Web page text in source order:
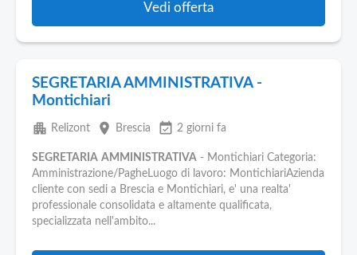
Vedi offerta
SEGRETARIA AMMINISTRATIVA -
Montichiari
apartment Relizont place Brescia event_available 2 giorni fa
SEGRETARIA AMMINISTRATIVA - Montichiari Categoria:
Amministrazione/PagheLuogo di lavoro: MontichiariAzienda
cliente con sedi a Brescia e Montichiari, e' una realta'
professionale consolidata e altamente qualificata,
specializzata nell'ambito...